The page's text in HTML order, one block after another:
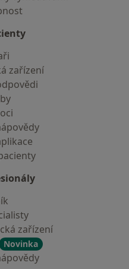
zařízení
zařízení
Novinka